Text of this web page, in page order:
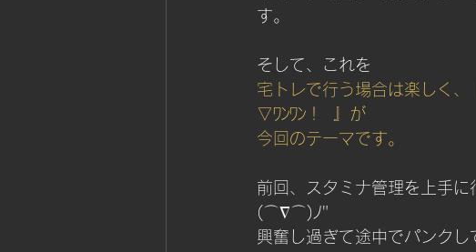
す。
そして、これを
宅トレで行う場合は楽しく
▽ﾜﾝﾜﾝ！
』が
今回のテーマです。
前回、スタミナ管理を上手に
(⌒∇⌒)ﾉ"
興奮し過ぎて途中でパンクし